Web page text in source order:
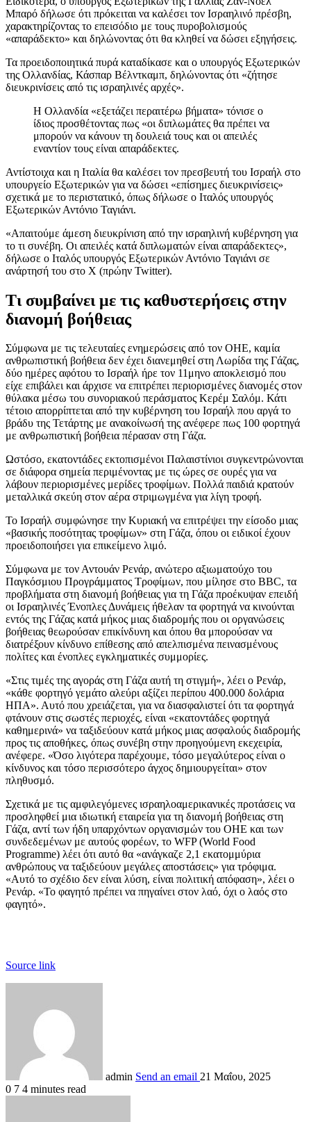
Μπαρό δήλωσε ότι πρόκειται να καλέσει τον Ισραηλινό πρέσβη,
χαρακτηρίζοντας το επεισόδιο με τους πυροβολισμούς
«απαράδεκτο» και δηλώνοντας ότι θα κληθεί να δώσει εξηγήσεις.
Τα προειδοποιητικά πυρά καταδίκασε και ο υπουργός Εξωτερικών
της Ολλανδίας, Κάσπαρ Βέλντκαμπ, δηλώνοντας ότι «ζήτησε
διευκρινίσεις από τις ισραηλινές αρχές».
Η Ολλανδία «εξετάζει περαιτέρω βήματα» τόνισε ο
ίδιος προσθέτοντας πως «οι διπλωμάτες θα πρέπει να
μπορούν να κάνουν τη δουλειά τους και οι απειλές
εναντίον τους είναι απαράδεκτες.
Αντίστοιχα και η Ιταλία θα καλέσει τον πρεσβευτή του Ισραήλ στο
υπουργείο Εξωτερικών για να δώσει «επίσημες διευκρινίσεις»
σχετικά με το περιστατικό, όπως δήλωσε ο Ιταλός υπουργός
Εξωτερικών Αντόνιο Ταγιάνι.
«Απαιτούμε άμεση διευκρίνιση από την ισραηλινή κυβέρνηση για
το τι συνέβη. Οι απειλές κατά διπλωματών είναι απαράδεκτες»,
δήλωσε ο Ιταλός υπουργός Εξωτερικών Αντόνιο Ταγιάνι σε
ανάρτησή του στο Χ (πρώην Twitter).
Τι συμβαίνει με τις καθυστερήσεις στην
διανομή βοήθειας
Σύμφωνα με τις τελευταίες ενημερώσεις από τον ΟΗΕ, καμία
ανθρωπιστική βοήθεια δεν έχει διανεμηθεί στη Λωρίδα της Γάζας,
δύο ημέρες αφότου το Ισραήλ ήρε τον 11μηνο αποκλεισμό που
είχε επιβάλει και άρχισε να επιτρέπει περιορισμένες διανομές στον
θύλακα μέσω του συνοριακού περάσματος Κερέμ Σαλόμ. Κάτι
τέτοιο απορρίπτεται από την κυβέρνηση του Ισραήλ που αργά το
βράδυ της Τετάρτης με ανακοίνωσή της ανέφερε πως 100 φορτηγά
με ανθρωπιστική βοήθεια πέρασαν στη Γάζα.
Ωστόσο, εκατοντάδες εκτοπισμένοι Παλαιστίνιοι συγκεντρώνονται
σε διάφορα σημεία περιμένοντας με τις ώρες σε ουρές για να
λάβουν περιορισμένες μερίδες τροφίμων. Πολλά παιδιά κρατούν
μεταλλικά σκεύη στον αέρα στριμωγμένα για λίγη τροφή.
Το Ισραήλ συμφώνησε την Κυριακή να επιτρέψει την είσοδο μιας
«βασικής ποσότητας τροφίμων» στη Γάζα, όπου οι ειδικοί έχουν
προειδοποιήσει για επικείμενο λιμό.
Σύμφωνα με τον Αντουάν Ρενάρ, ανώτερο αξιωματούχο του
Παγκόσμιου Προγράμματος Τροφίμων, που μίλησε στο BBC, τα
προβλήματα στη διανομή βοήθειας για τη Γάζα προέκυψαν επειδή
οι Ισραηλινές Ένοπλες Δυνάμεις ήθελαν τα φορτηγά να κινούνται
εντός της Γάζας κατά μήκος μιας διαδρομής που οι οργανώσεις
βοήθειας θεωρούσαν επικίνδυνη και όπου θα μπορούσαν να
διατρέξουν κίνδυνο επίθεσης από απελπισμένα πεινασμένους
πολίτες και ένοπλες εγκληματικές συμμορίες.
«Στις τιμές της αγοράς στη Γάζα αυτή τη στιγμή», λέει ο Ρενάρ,
«κάθε φορτηγό γεμάτο αλεύρι αξίζει περίπου 400.000 δολάρια
ΗΠΑ». Αυτό που χρειάζεται, για να διασφαλιστεί ότι τα φορτηγά
φτάνουν στις σωστές περιοχές, είναι «εκατοντάδες φορτηγά
καθημερινά» να ταξιδεύουν κατά μήκος μιας ασφαλούς διαδρομής
προς τις αποθήκες, όπως συνέβη στην προηγούμενη εκεχειρία,
ανέφερε. «Όσο λιγότερα παρέχουμε, τόσο μεγαλύτερος είναι ο
κίνδυνος και τόσο περισσότερο άγχος δημιουργείται» στον
πληθυσμό.
Σχετικά με τις αμφιλεγόμενες ισραηλοαμερικανικές προτάσεις να
προσληφθεί μια ιδιωτική εταιρεία για τη διανομή βοήθειας στη
Γάζα, αντί των ήδη υπαρχόντων οργανισμών του ΟΗΕ και των
συνδεδεμένων με αυτούς φορέων, το WFP (World Food
Programme) λέει ότι αυτό θα «ανάγκαζε 2,1 εκατομμύρια
ανθρώπους να ταξιδεύουν μεγάλες αποστάσεις» για τρόφιμα.
«Αυτό το σχέδιο δεν είναι λύση, είναι πολιτική απόφαση», λέει ο
Ρενάρ. «Το φαγητό πρέπει να πηγαίνει στον λαό, όχι ο λαός στο
φαγητό».
Source link
admin Send an email 21 Μαΐου, 2025
0 7 4 minutes read